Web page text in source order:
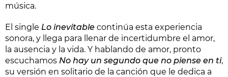
música.
El single Lo inevitable continúa esta experiencia
sonora, y llega para llenar de incertidumbre el amor,
la ausencia y la vida. Y hablando de amor, pronto
escuchamos No hay un segundo que no piense en ti,
su versión en solitario de la canción que le dedica a